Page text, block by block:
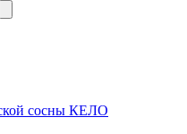
сосны КЕЛО